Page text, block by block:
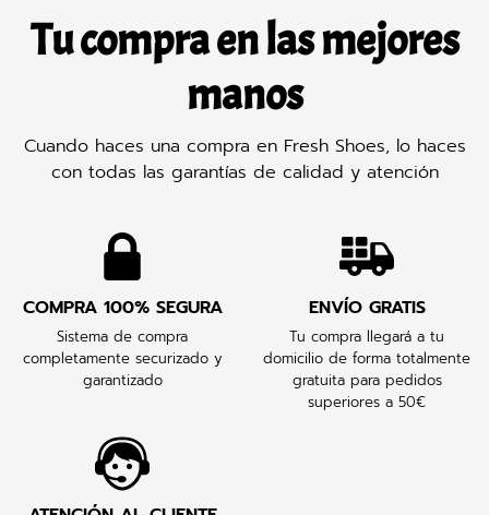
Tu compra en las mejores
manos
Cuando haces una compra en Fresh Shoes, lo haces
con todas las garantías de calidad y atención
COMPRA 100% SEGURA
Sistema de compra
completamente securizado y
garantizado
ENVÍO GRATIS
Tu compra llegará a tu
domicilio de forma totalmente
gratuita para pedidos
superiores a 50€